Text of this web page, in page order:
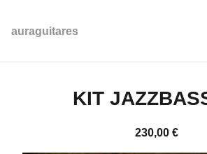
auraguitares
KIT
230,00 €